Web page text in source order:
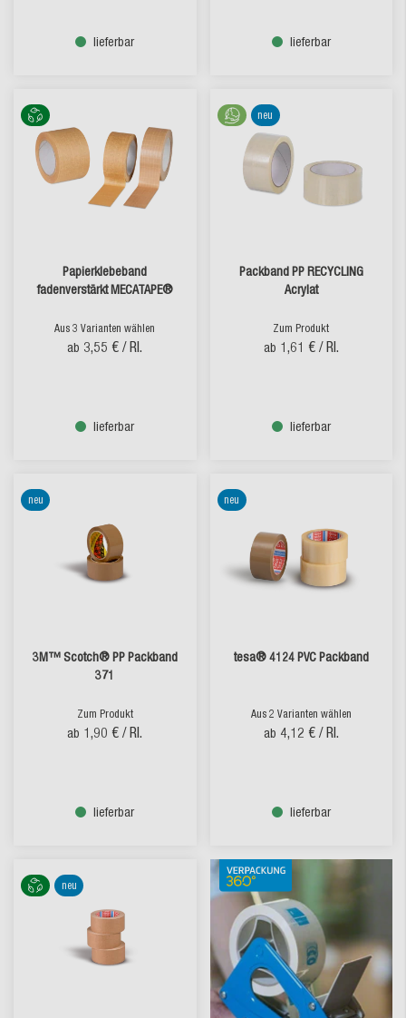
lieferbar lieferbar
Papierklebeband
fadenverstärkt MECATAPE®
Aus 3 Varianten wählen
ab 3,55 € / Rl.
lieferbar
neu
Packband PP RECYCLING
Acrylat
Zum Produkt
ab 1,61 € / Rl.
lieferbar
neu
3M™ Scotch® PP Packband
371
Zum Produkt
ab 1,90 € / Rl.
lieferbar
neu
tesa® 4124 PVC Packband
Aus 2 Varianten wählen
ab 4,12 € / Rl.
lieferbar
neu